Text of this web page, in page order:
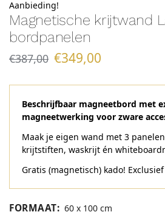
Aanbieding!
Magnetische krijtwand
bordpanelen
€387,00 €349,00
Beschrijfbaar magneetbord met
magneetwerking voor zware
Maak je eigen wand met 3
krijtstiften, waskrijt én
Gratis (magnetisch) kado!
FORMAAT: 60 x 100 cm